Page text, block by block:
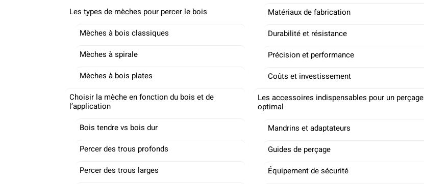
Les types de mèches pour percer le bois
Mèches à bois classiques
Mèches à spirale
Mèches à bois plates
Choisir la mèche en fonction du bois et de
l’application
Bois tendre vs bois dur
Percer des trous profonds
Percer des trous larges
Matériaux de fabrication
Durabilité et résistance
Précision et performance
Coûts et investissement
Les accessoires indispensables pour un perçage
optimal
Mandrins et adaptateurs
Guides de perçage
Équipement de sécurité